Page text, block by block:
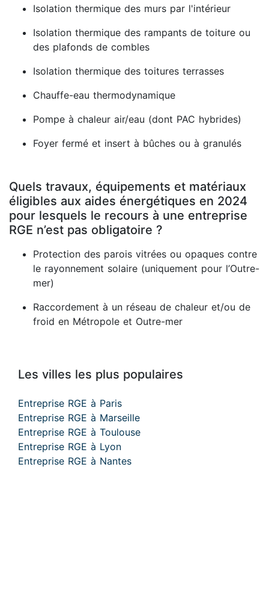
Isolation thermique des murs par l'intérieur
Isolation thermique des rampants de toiture ou
des plafonds de combles
Isolation thermique des toitures terrasses
Chauffe-eau thermodynamique
Pompe à chaleur air/eau (dont PAC hybrides)
Foyer fermé et insert à bûches ou à granulés
Quels travaux, équipements et matériaux
éligibles aux aides énergétiques en 2024
pour lesquels le recours à une entreprise
RGE n’est pas obligatoire ?
Protection des parois vitrées ou opaques contre
le rayonnement solaire (uniquement pour l’Outre-
mer)
Raccordement à un réseau de chaleur et/ou de
froid en Métropole et Outre-mer
Les villes les plus populaires
Entreprise RGE à Paris
Entreprise RGE à Marseille
Entreprise RGE à Toulouse
Entreprise RGE à Lyon
Entreprise RGE à Nantes